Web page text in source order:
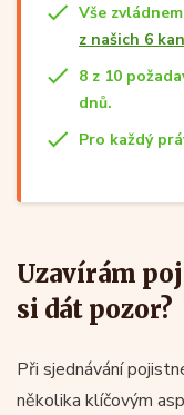
Vše
z našich 6
8 z 10
dnů.
Pro každý
Uzavírám
si dát pozor?
Při sjednávání
několika klíčovým